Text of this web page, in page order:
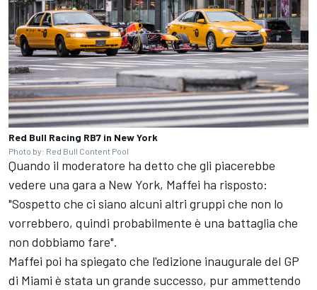
Red Bull Racing RB7 in New York
Photo by: Red Bull Content Pool
Quando il moderatore ha detto che gli piacerebbe
vedere una gara a New York, Maffei ha risposto:
"Sospetto che ci siano alcuni altri gruppi che non lo
vorrebbero, quindi probabilmente è una battaglia che
non dobbiamo fare".
Maffei poi ha spiegato che l'edizione inaugurale del GP
di Miami è stata un grande successo, pur ammettendo